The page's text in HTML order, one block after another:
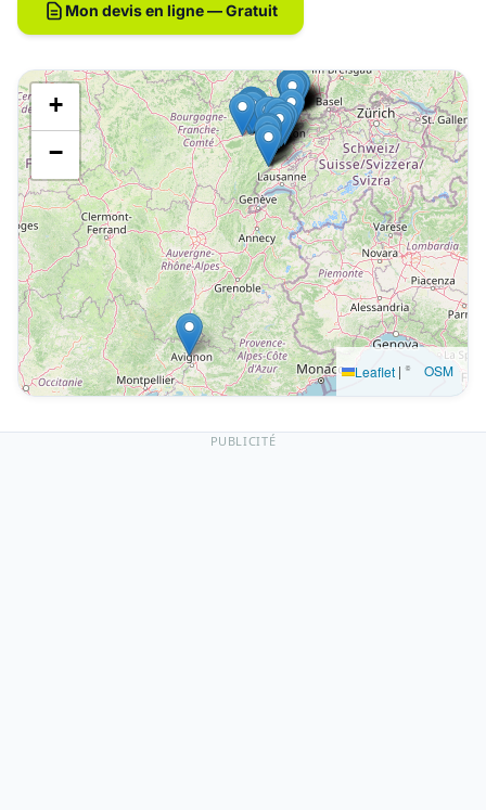
Mon devis en ligne — Gratuit
+
−
Leaflet | © OSM
PUBLICITÉ